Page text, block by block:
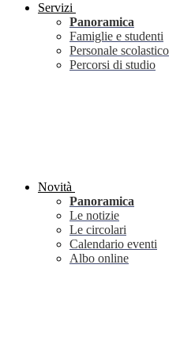
Servizi
Panoramica
Famiglie e studenti
Personale scolastico
Percorsi di studio
Novità
Panoramica
Le notizie
Le circolari
Calendario eventi
Albo online